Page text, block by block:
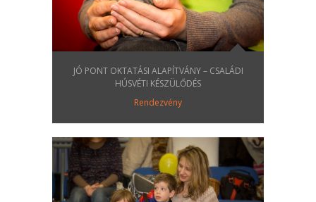
JÓ PONT OKTATÁSI ALAPÍTVÁNY – CSALÁDI
HÚSVÉTI KÉSZÜLŐDÉS
Rendezvény